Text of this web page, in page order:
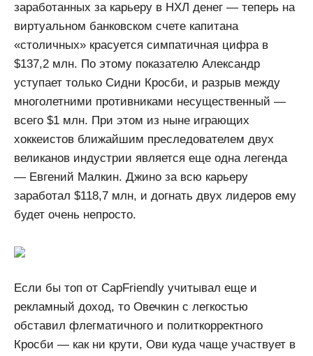
заработанных за карьеру в НХЛ денег — теперь на
виртуальном банковском счете капитана
«столичных» красуется симпатичная цифра в
$137,2 млн. По этому показателю Александр
уступает только Сидни Кросби, и разрыв между
многолетними противниками несущественный —
всего $1 млн. При этом из ныне играющих
хоккеистов ближайшим преследователем двух
великанов индустрии является еще одна легенда
— Евгений Малкин. Джино за всю карьеру
заработал $118,7 млн, и догнать двух лидеров ему
будет очень непросто.
Если бы топ от CapFriendly учитывал еще и
рекламный доход, то Овечкин с легкостью
обставил флегматичного и политкорректного
Кросби — как ни крути, Ови куда чаще участвует в